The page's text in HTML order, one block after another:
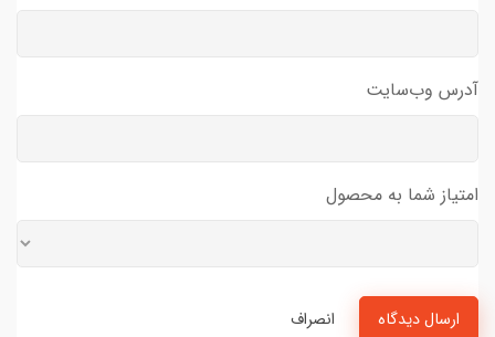
آدرس وب‌سایت
امتیاز شما به محصول
ارسال دیدگاه انصراف